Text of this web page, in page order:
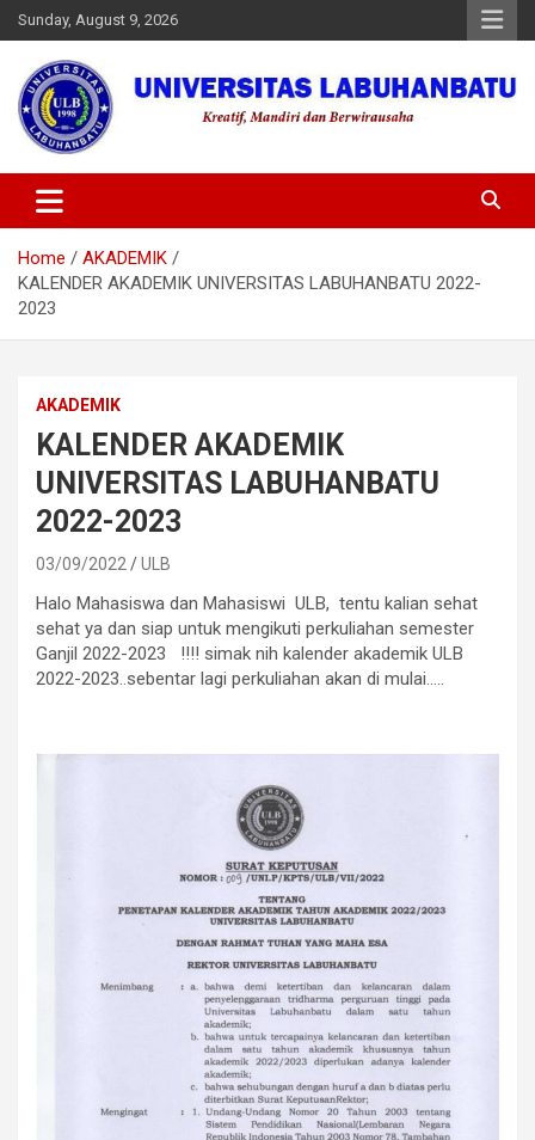
Skip
to
content
Sunday, August 9, 2026
Universitas Labuhanbatu
Home
AKADEMIK
KALENDER AKADEMIK UNIVERSITAS LABUHANBATU 2022-
2023
AKADEMIK
KALENDER AKADEMIK
UNIVERSITAS LABUHANBATU
2022-2023
03/09/2022 ULB
Halo Mahasiswa dan Mahasiswi ULB, tentu kalian sehat
sehat ya dan siap untuk mengikuti perkuliahan semester
Ganjil 2022-2023 !!!! simak nih kalender akademik ULB
2022-2023..sebentar lagi perkuliahan akan di mulai…..